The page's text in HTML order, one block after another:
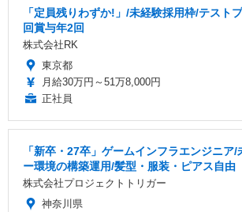
「定員残りわずか!」/未経験採用枠/テスト
回賞与年2回
株式会社RK
東京都
月給30万円～51万8,000円
正社員
「新卒・27卒」ゲームインフラエンジニア
ー環境の構築運用/髪型・服装・ピアス自由
株式会社プロジェクトトリガー
神奈川県